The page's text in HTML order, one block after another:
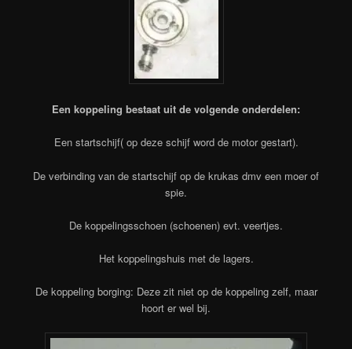
Een koppeling bestaat uit de volgende onderdelen:
Een startschijf( op deze schijf word de motor gestart).
De verbinding van de startschijf op de krukas dmv een moer of
spie.
De koppelingsschoen (schoenen) evt. veertjes.
Het koppelingshuis met de lagers.
De koppeling borging: Deze zit niet op de koppeling zelf, maar
hoort er wel bij.